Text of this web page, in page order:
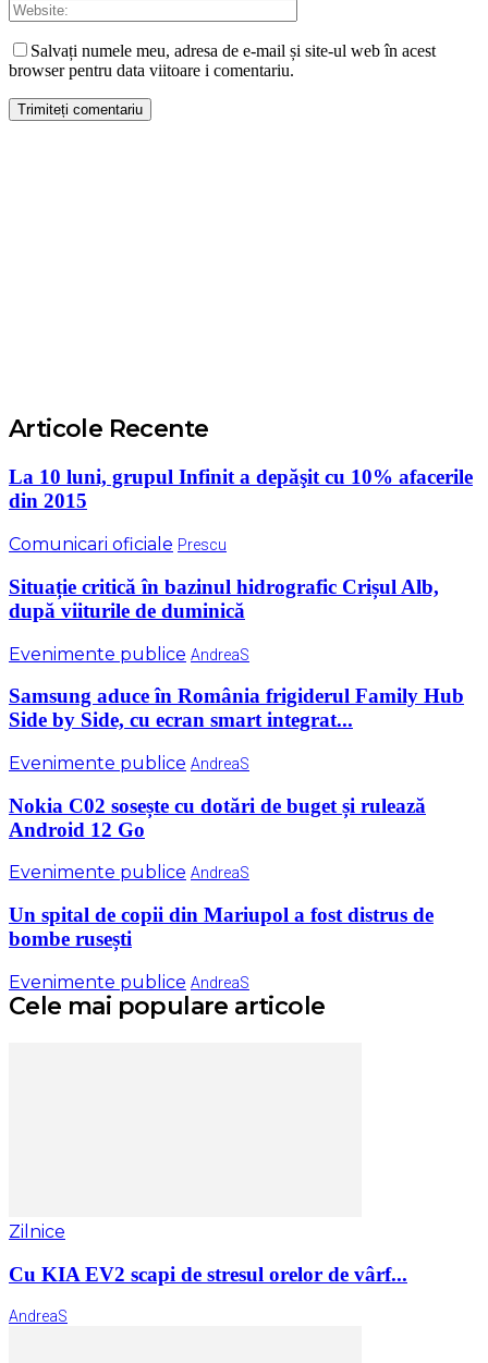
Salvați numele meu, adresa de e-mail și site-ul web în acest
browser pentru data viitoare i comentariu.
Articole Recente
La 10 luni, grupul Infinit a depăşit cu 10% afacerile
din 2015
Comunicari oficiale Prescu
Situație critică în bazinul hidrografic Crișul Alb,
după viiturile de duminică
Evenimente publice AndreaS
Samsung aduce în România frigiderul Family Hub
Side by Side, cu ecran smart integrat...
Evenimente publice AndreaS
Nokia C02 sosește cu dotări de buget și rulează
Android 12 Go
Evenimente publice AndreaS
Un spital de copii din Mariupol a fost distrus de
bombe rusești
Evenimente publice AndreaS
Cele mai populare articole
Zilnice
Cu KIA EV2 scapi de stresul orelor de vârf...
AndreaS